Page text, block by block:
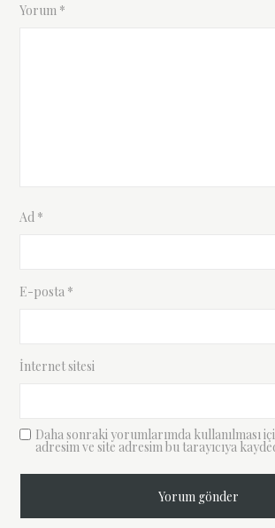
Yorum *
Ad *
E-posta *
İnternet sitesi
Daha sonraki yorumlarımda kullanılması
adresim ve site adresim bu tarayıcıya